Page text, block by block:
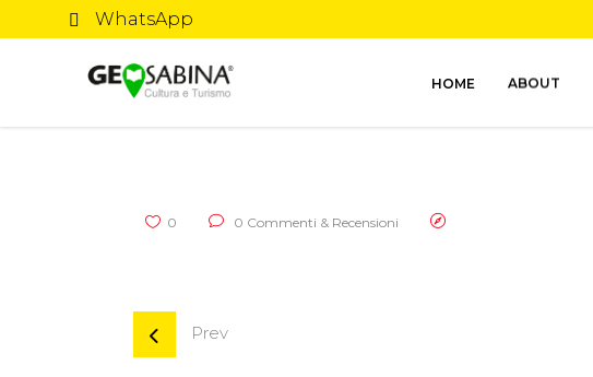
WhatsApp
HOME ABOUT
0 0 Commenti & Recensioni
Prev